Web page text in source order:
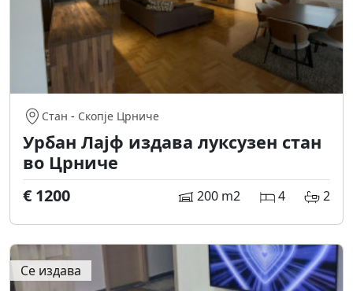
Стан - Скопје Црниче
Урбан Лајф издава луксузен стан
во Црниче
€ 1200 200 m2 4 2
Се издава